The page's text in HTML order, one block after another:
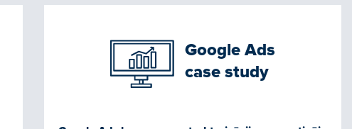
Google Ads
case study